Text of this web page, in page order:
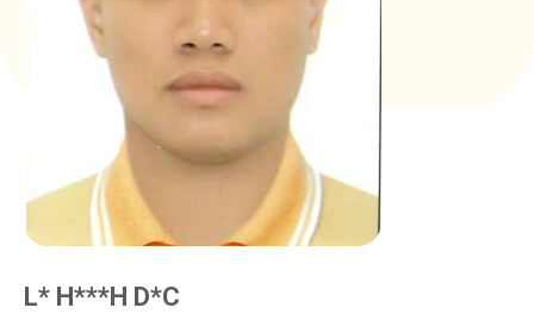
L* H***H D*C